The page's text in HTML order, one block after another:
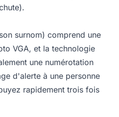
surnom) comprend une
VGA, et la technologie
une numérotation
d'alerte à une personne
rapidement trois fois